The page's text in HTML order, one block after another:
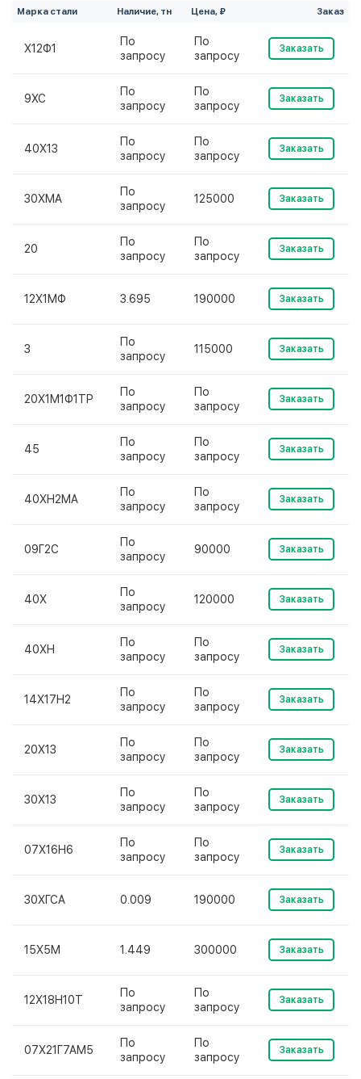
Марка стали Наличие, тн Цена, ₽ Заказ
Х12Ф1
По
запросу
По
запросу
Заказать
9ХС
По
запросу
По
запросу
Заказать
40Х13
По
запросу
По
запросу
Заказать
30ХМА
По
запросу
125000 Заказать
20
По
запросу
По
запросу
Заказать
12Х1МФ 3.695 190000 Заказать
3
По
запросу
115000 Заказать
20Х1М1Ф1ТР
По
запросу
По
запросу
Заказать
45
По
запросу
По
запросу
Заказать
40ХН2МА
По
запросу
По
запросу
Заказать
09Г2С
По
запросу
90000 Заказать
40Х
По
запросу
120000 Заказать
40ХН
По
запросу
По
запросу
Заказать
14Х17Н2
По
запросу
По
запросу
Заказать
20Х13
По
запросу
По
запросу
Заказать
30Х13
По
запросу
По
запросу
Заказать
07Х16Н6
По
запросу
По
запросу
Заказать
30ХГСА 0.009 190000 Заказать
15Х5М 1.449 300000 Заказать
12Х18Н10Т
По
запросу
По
запросу
Заказать
07Х21Г7АМ5
По
запросу
По
запросу
Заказать